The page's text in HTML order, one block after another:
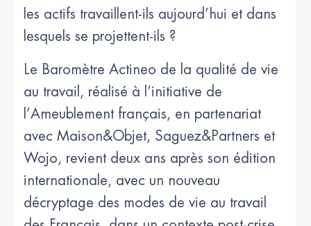
les actifs travaillent-ils aujourd’hui et dans
lesquels se projettent-ils ?
Le Baromètre Actineo de la qualité de vie
au travail, réalisé à l’initiative de
l’Ameublement français, en partenariat
avec Maison&Objet, Saguez&Partners et
Wojo, revient deux ans après son édition
internationale, avec un nouveau
décryptage des modes de vie au travail